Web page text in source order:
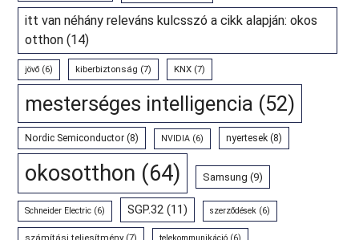
itt van néhány releváns kulcsszó a cikk alapján: okos
otthon (14)
jövő (6) kiberbiztonság (7) KNX (7)
mesterséges intelligencia (52)
Nordic Semiconductor (8) NVIDIA (6) nyertesek (8)
okosotthon (64) Samsung (9)
Schneider Electric (6) SGP.32 (11) szerződések (6)